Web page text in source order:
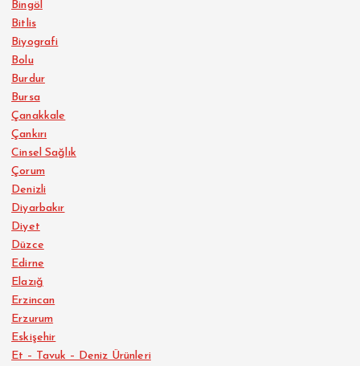
Bingöl
Bitlis
Biyografi
Bolu
Burdur
Bursa
Çanakkale
Çankırı
Cinsel Sağlık
Çorum
Denizli
Diyarbakır
Diyet
Düzce
Edirne
Elazığ
Erzincan
Erzurum
Eskişehir
Et – Tavuk – Deniz Ürünleri